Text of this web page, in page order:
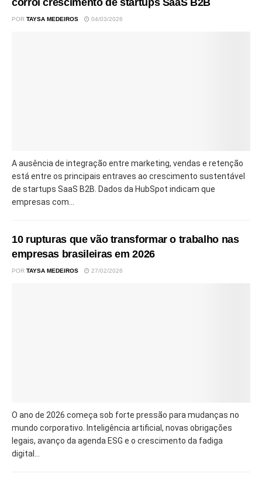
POR TAYSA MEDEIROS 04/03/2026
A ausência de integração entre marketing, vendas e retenção
está entre os principais entraves ao crescimento sustentável
de startups SaaS B2B. Dados da HubSpot indicam que
empresas com...
10 rupturas que vão transformar o trabalho nas
empresas brasileiras em 2026
POR TAYSA MEDEIROS 27/02/2026
O ano de 2026 começa sob forte pressão para mudanças no
mundo corporativo. Inteligência artificial, novas obrigações
legais, avanço da agenda ESG e o crescimento da fadiga
digital...